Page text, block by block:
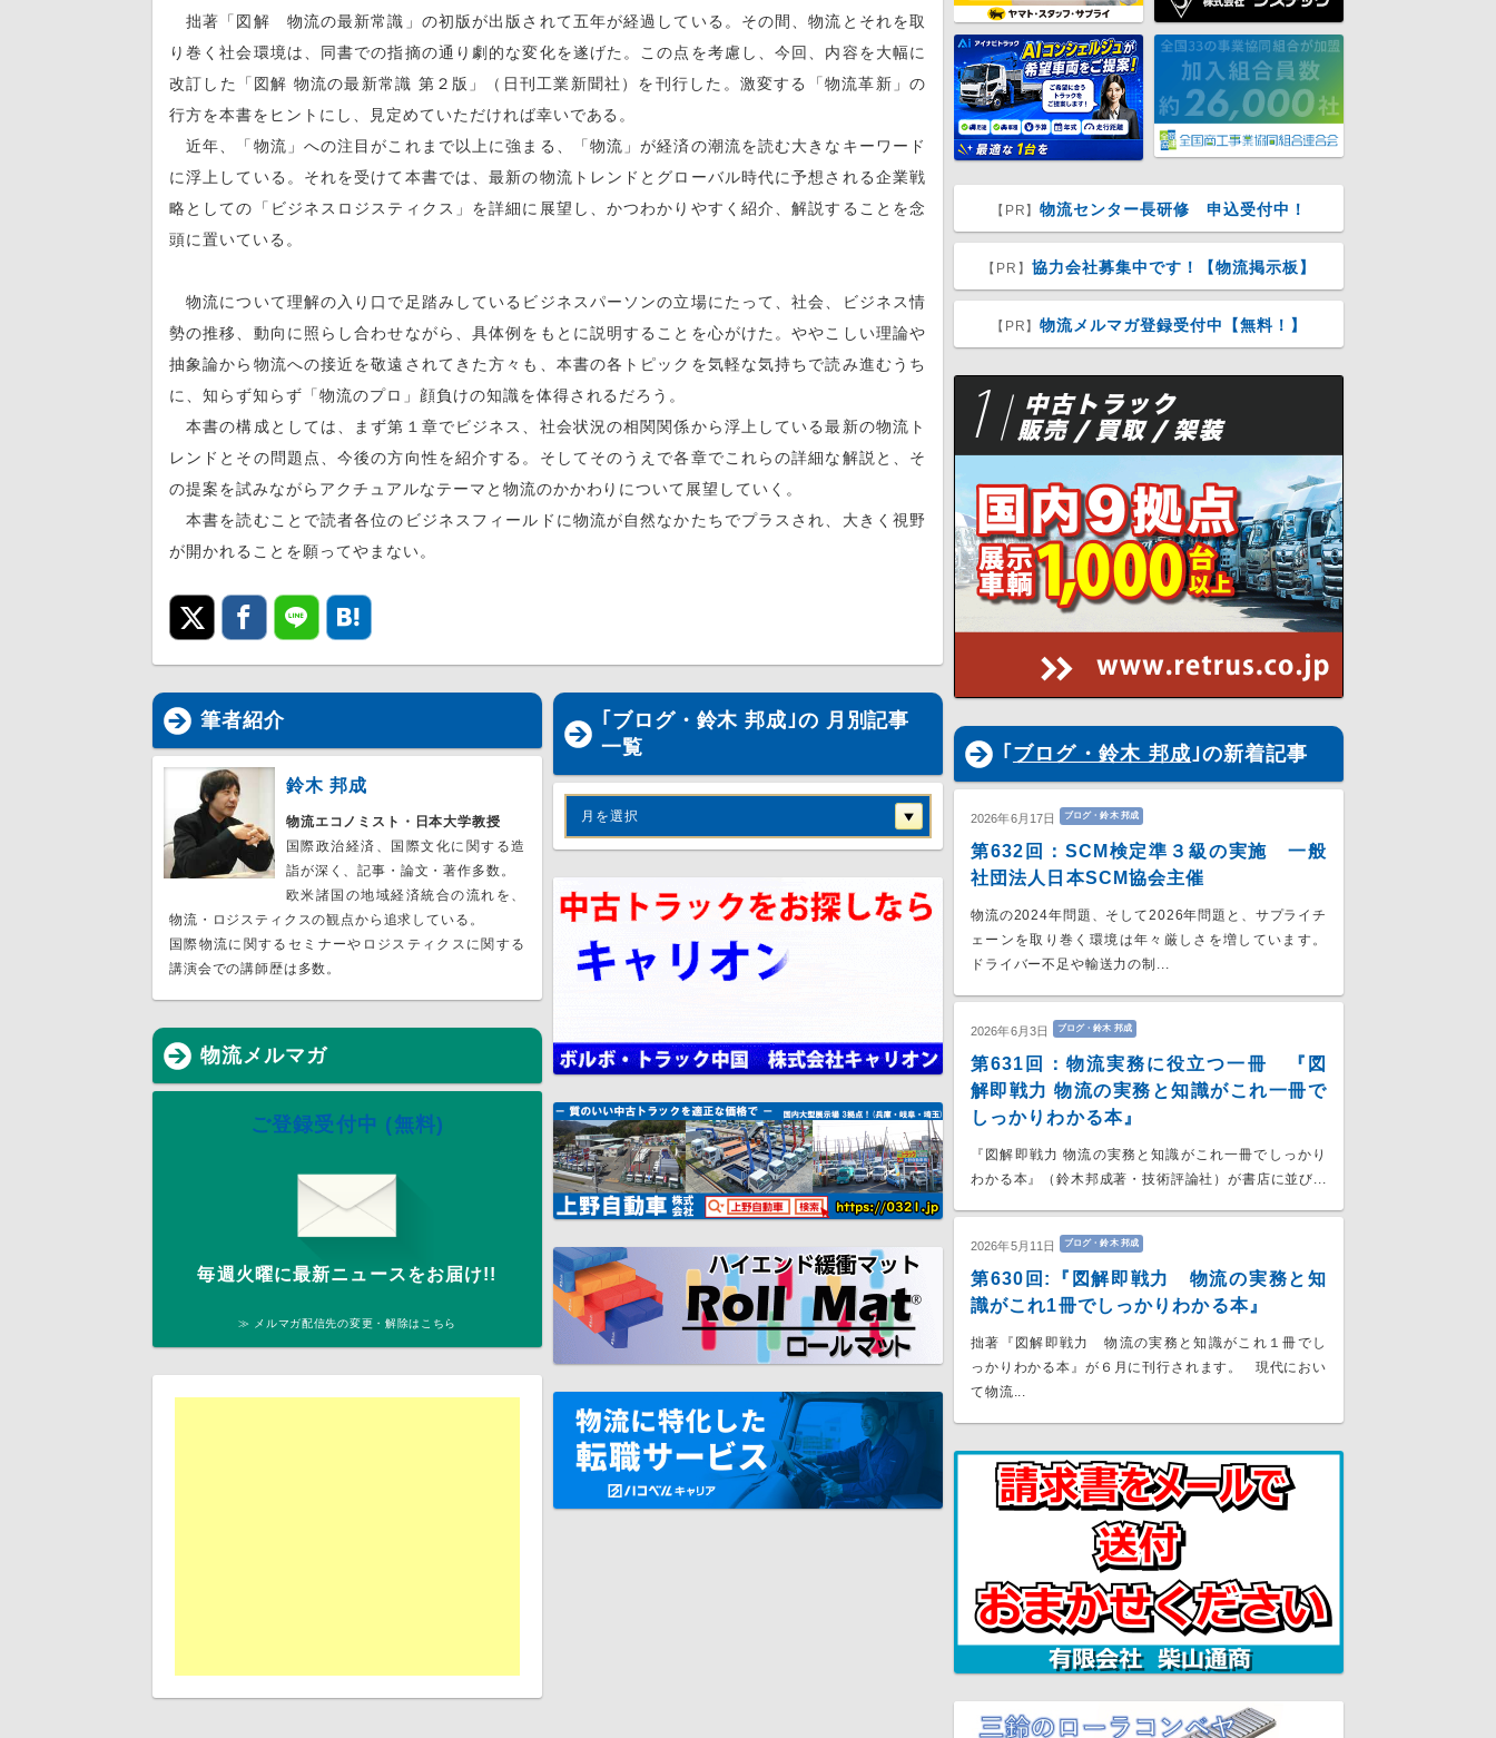
拙著「図解 物流の最新常識」の初版が出版されて五年が経過している。その間、物流とそれを取
り巻く社会環境は、同書での指摘の通り劇的な変化を遂げた。この点を考慮し、今回、内容を大幅に
改訂した「図解 物流の最新常識 第２版」（日刊工業新聞社）を刊行した。激変する「物流革新」の
行方を本書をヒントにし、見定めていただければ幸いである。
近年、「物流」への注目がこれまで以上に強まる、「物流」が経済の潮流を読む大きなキーワード
に浮上している。それを受けて本書では、最新の物流トレンドとグローバル時代に予想される企業戦
略としての「ビジネスロジスティクス」を詳細に展望し、かつわかりやすく紹介、解説することを念
頭に置いている。
物流について理解の入り口で足踏みしているビジネスパーソンの立場にたって、社会、ビジネス情
勢の推移、動向に照らし合わせながら、具体例をもとに説明することを心がけた。ややこしい理論や
抽象論から物流への接近を敬遠されてきた方々も、本書の各トピックを気軽な気持ちで読み進むうち
に、知らず知らず「物流のプロ」顔負けの知識を体得されるだろう。
本書の構成としては、まず第１章でビジネス、社会状況の相関関係から浮上している最新の物流ト
レンドとその問題点、今後の方向性を紹介する。そしてそのうえで各章でこれらの詳細な解説と、そ
の提案を試みながらアクチュアルなテーマと物流のかかわりについて展望していく。
本書を読むことで読者各位のビジネスフィールドに物流が自然なかたちでプラスされ、大きく視野
が開かれることを願ってやまない。
【PR】物流センター長研修 申込受付中！
【PR】 協力会社募集中です！【物流掲示板】
【PR】物流メルマガ登録受付中【無料！】
筆者紹介
鈴木 邦成
物流エコノミスト・日本大学教授
国際政治経済、国際文化に関する造
詣が深く、記事・論文・著作多数。
欧米諸国の地域経済統合の流れを、
物流・ロジスティクスの観点から追求している。
国際物流に関するセミナーやロジスティクスに関する
講演会での講師歴は多数。
｢ブログ・鈴木 邦成｣の 月別記事
一覧
月を選択
｢ ブログ・鈴木 邦成 ｣の新着記事
2026年6月17日 ブログ・鈴木 邦成
第632回：SCM検定準３級の実施 一般
社団法人日本SCM協会主催
物流の2024年問題、そして2026年問題と、サプライチ
ェーンを取り巻く環境は年々厳しさを増しています。
ドライバー不足や輸送力の制...
2026年6月3日 ブログ・鈴木 邦成
第631回：物流実務に役立つ一冊 『図
解即戦力 物流の実務と知識がこれ一冊で
しっかりわかる本』
『図解即戦力 物流の実務と知識がこれ一冊でしっかり
わかる本』（鈴木邦成著・技術評論社）が書店に並び...
2026年5月11日 ブログ・鈴木 邦成
第630回:『図解即戦力 物流の実務と知
識がこれ1冊でしっかりわかる本』
拙著『図解即戦力 物流の実務と知識がこれ１冊でし
っかりわかる本』が６月に刊行されます。 現代におい
て物流...
物流メルマガ
ご登録受付中 (無料)
毎週火曜に最新ニュースをお届け!!
≫ メルマガ配信先の変更・解除はこちら